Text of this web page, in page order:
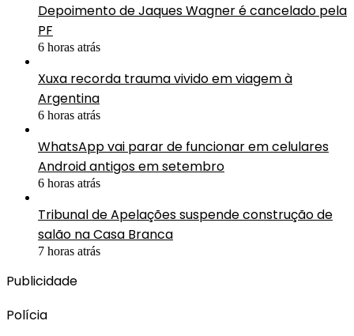
Depoimento de Jaques Wagner é cancelado pela
PF
6 horas atrás
Xuxa recorda trauma vivido em viagem à
Argentina
6 horas atrás
WhatsApp vai parar de funcionar em celulares
Android antigos em setembro
6 horas atrás
Tribunal de Apelações suspende construção de
salão na Casa Branca
7 horas atrás
Publicidade
Polícia